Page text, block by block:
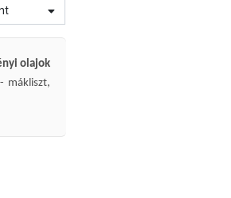
olajok
- mákliszt,